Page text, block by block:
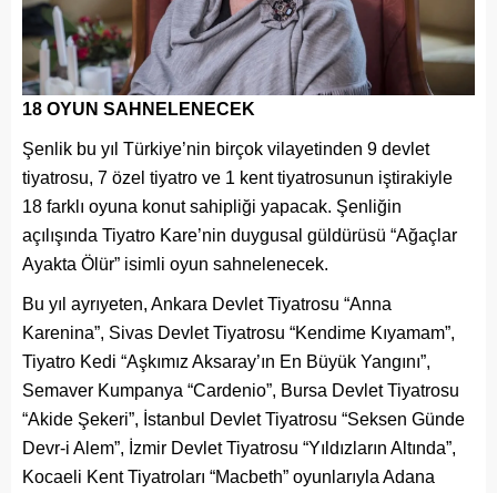
18 OYUN SAHNELENECEK
Şenlik bu yıl Türkiye’nin birçok vilayetinden 9 devlet
tiyatrosu, 7 özel tiyatro ve 1 kent tiyatrosunun iştirakiyle
18 farklı oyuna konut sahipliği yapacak. Şenliğin
açılışında Tiyatro Kare’nin duygusal güldürüsü “Ağaçlar
Ayakta Ölür” isimli oyun sahnelenecek.
Bu yıl ayrıyeten, Ankara Devlet Tiyatrosu “Anna
Karenina”, Sivas Devlet Tiyatrosu “Kendime Kıyamam”,
Tiyatro Kedi “Aşkımız Aksaray’ın En Büyük Yangını”,
Semaver Kumpanya “Cardenio”, Bursa Devlet Tiyatrosu
“Akide Şekeri”, İstanbul Devlet Tiyatrosu “Seksen Günde
Devr-i Alem”, İzmir Devlet Tiyatrosu “Yıldızların Altında”,
Kocaeli Kent Tiyatroları “Macbeth” oyunlarıyla Adana